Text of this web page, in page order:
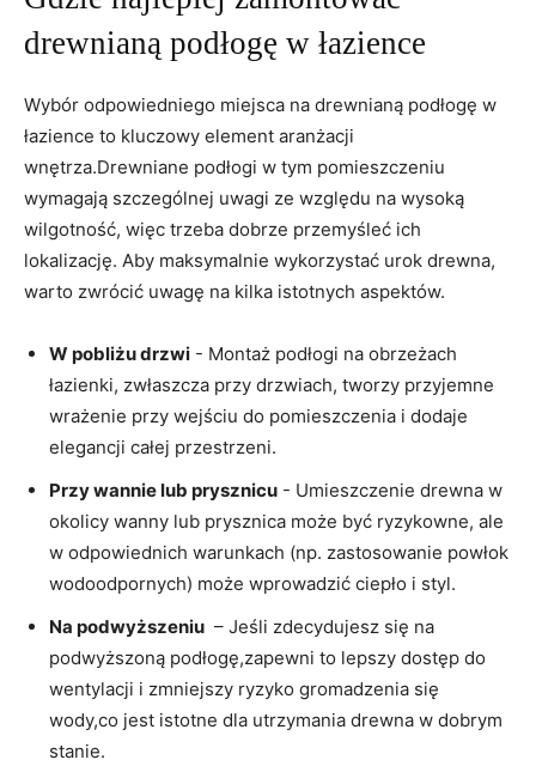
drewnianą podłogę w łazience
Wybór ⁢odpowiedniego miejsca na drewnianą podłogę ⁢w
łazience to kluczowy⁣ element aranżacji
wnętrza.Drewniane podłogi w tym pomieszczeniu
‍wymagają szczególnej uwagi ze względu na wysoką
wilgotność,‍ więc trzeba​ dobrze przemyśleć ⁢ich
lokalizację. Aby‌ maksymalnie wykorzystać urok⁢ drewna,
warto zwrócić uwagę na‍ kilka ⁣istotnych aspektów.
W pobliżu drzwi ​- Montaż ⁤podłogi na obrzeżach
⁣łazienki,⁣ zwłaszcza przy drzwiach, tworzy ​przyjemne
wrażenie przy wejściu do pomieszczenia i dodaje ​
elegancji całej przestrzeni.
Przy⁤ wannie lub ​prysznicu -⁣ Umieszczenie ⁣drewna w⁣
okolicy wanny lub prysznica może być ryzykowne, ale
w ‍odpowiednich​ warunkach (np. zastosowanie​ powłok
wodoodpornych) może wprowadzić‌ ciepło i styl.
Na podwyższeniu ⁣ – Jeśli zdecydujesz ⁢się na
podwyższoną podłogę,zapewni to ⁤lepszy‌ dostęp do
⁣wentylacji i⁣ zmniejszy⁢ ryzyko gromadzenia się
wody,co jest istotne dla utrzymania drewna w dobrym⁣
stanie.